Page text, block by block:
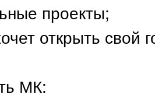
проекты;
открыть свой
МК: